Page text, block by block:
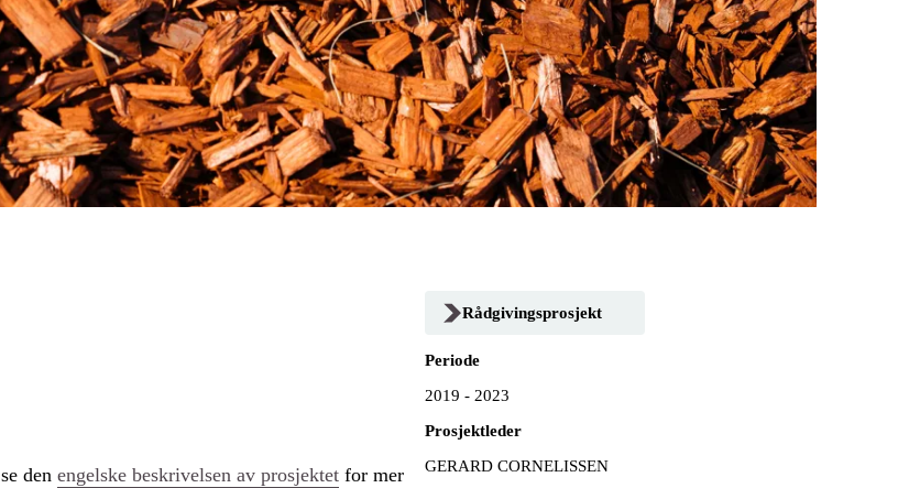
Rådgivingsprosjekt
Periode
2019 - 2023
Prosjektleder
GERARD CORNELISSEN
den engelske beskrivelsen av prosjektet for mer